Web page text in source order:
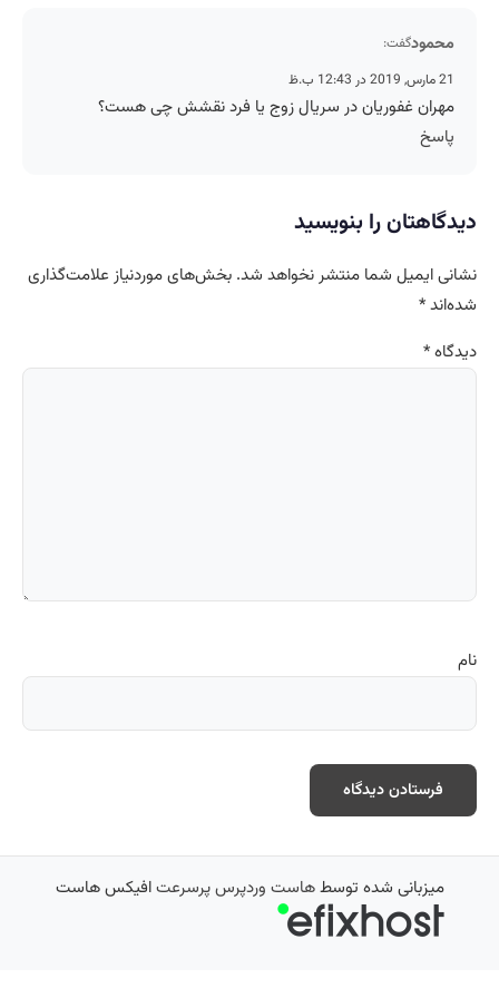
محمودگفت:
21 مارس, 2019 در 12:43 ب.ظ
مهران غفوریان در سریال زوج یا فرد نقشش چی هست؟
پاسخ
دیدگاهتان را بنویسید
نشانی ایمیل شما منتشر نخواهد شد. بخش‌های موردنیاز علامت‌گذاری
شده‌اند*
دیدگاه*
نام
میزبانی شده توسطهاست وردپرس پرسرعتافیکس هاست